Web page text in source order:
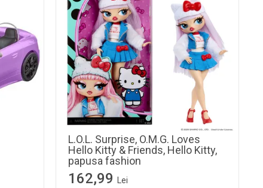
L.O.L. Surprise, O.M.G. Loves
Hello Kitty & Friends, Hello Kitty,
papusa fashion
162,99 Lei